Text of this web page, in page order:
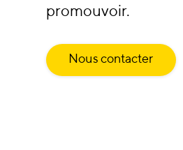
promouvoir.
Nous contacter